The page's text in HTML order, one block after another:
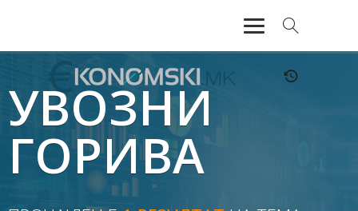
АКТУЕЛНО
ЕКОНОМИЈА
ФИНАНСИИ
БАНКАРСТВО
УВОЗНИ
ГОРИВА